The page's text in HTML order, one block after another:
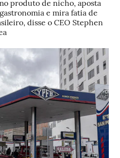
produto de nicho, aposta
e mira fatia de
disse o CEO Stephen